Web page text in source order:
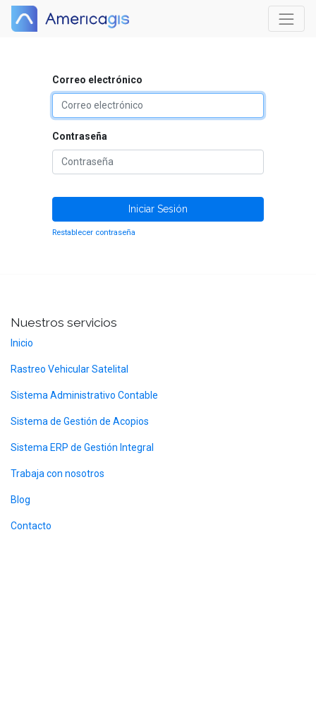
Correo electrónico
Contraseña
Iniciar Sesión
Restablecer contraseña
Nuestros servicios
Inicio
Rastreo Vehicular Satelital
Sistema Administrativo Contable
Sistema de Gestión de Acopios
Sistema ERP de Gestión Integral
Trabaja con nosotros
Blog
Contacto